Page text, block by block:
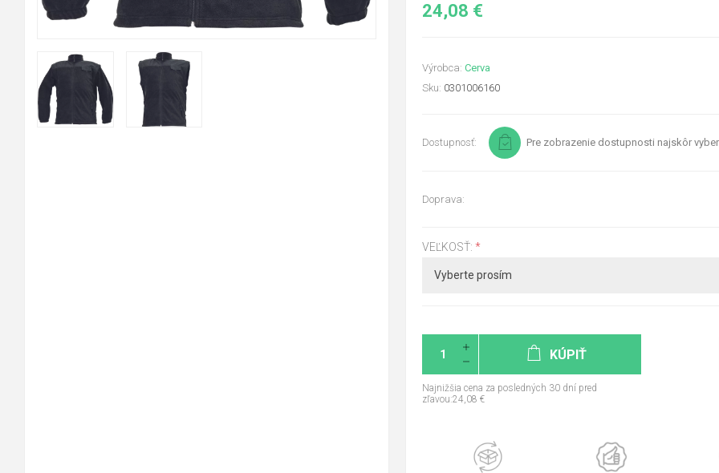
24,08 €
Výrobca: Cerva
Sku: 0301006160
Dostupnosť: Pre zobrazenie dostupnosti najskôr
Doprava:
VEĽKOSŤ: *
KÚPIŤ
Najnižšia cena za posledných 30 dní pred
zľavou:24,08 €